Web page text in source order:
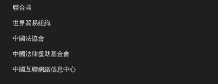
聯合國
世界貿易組織
中國法協會
中國法律援助基金會
中國互聯網絡信息中心